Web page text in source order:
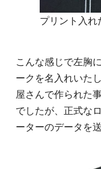
プリント入れ
こんな感じで左胸
ークを名入れいた
屋さんで作られた
でしたが、正式な
ーターのデータを